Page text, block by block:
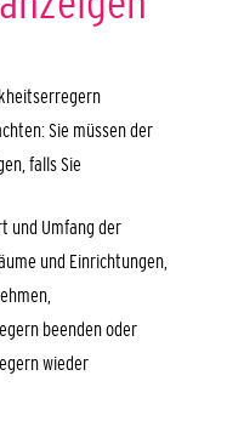
Sie müssen der
falls Sie
und Umfang der
und Einrichtungen,
beenden oder
wieder